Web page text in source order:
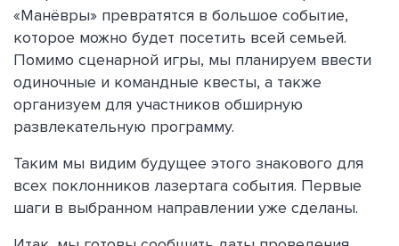
«Манёвры» превратятся в большое событие,
которое можно будет посетить всей семьей.
Помимо сценарной игры, мы планируем ввести
одиночные и командные квесты, а также
организуем для участников обширную
развлекательную программу.
Таким мы видим будущее этого знакового для
всех поклонников лазертага события. Первые
шаги в выбранном направлении уже сделаны.